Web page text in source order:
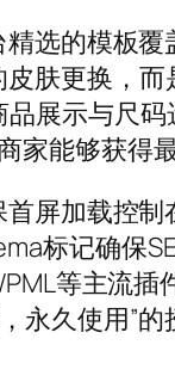
选的模板
肤更换，
展示与尺
能够获得
屏加载控
标记确保
等主流插
永久使用”